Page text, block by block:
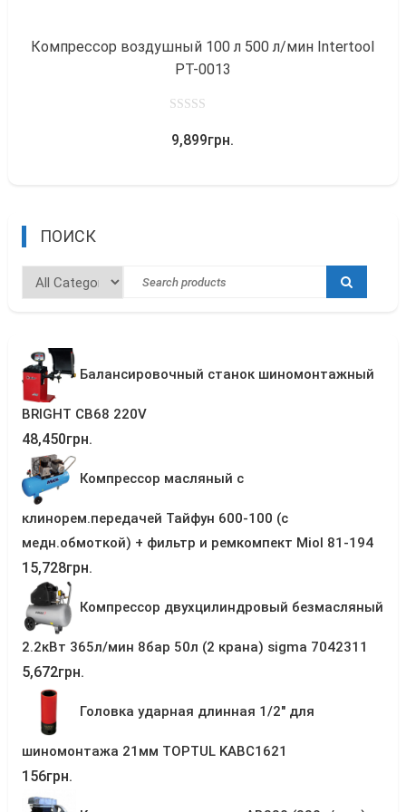
Компрессор воздушный 100 л 500 л/мин Intertool
PT-0013
out
9,899грн.
ПОИСК
Балансировочный станок шиномонтажный
BRIGHT CB68 220V
48,450грн.
Компрессор масляный с
клинорем.передачей Тайфун 600-100 (с
медн.обмоткой) + фильтр и ремкомпект Miol 81-194
15,728грн.
Компрессор двухцилиндровый безмасляный
2.2кВт 365л/мин 8бар 50л (2 крана) sigma 7042311
5,672грн.
Головка ударная длинная 1/2" для
шиномонтажа 21мм TOPTUL KABC1621
156грн.